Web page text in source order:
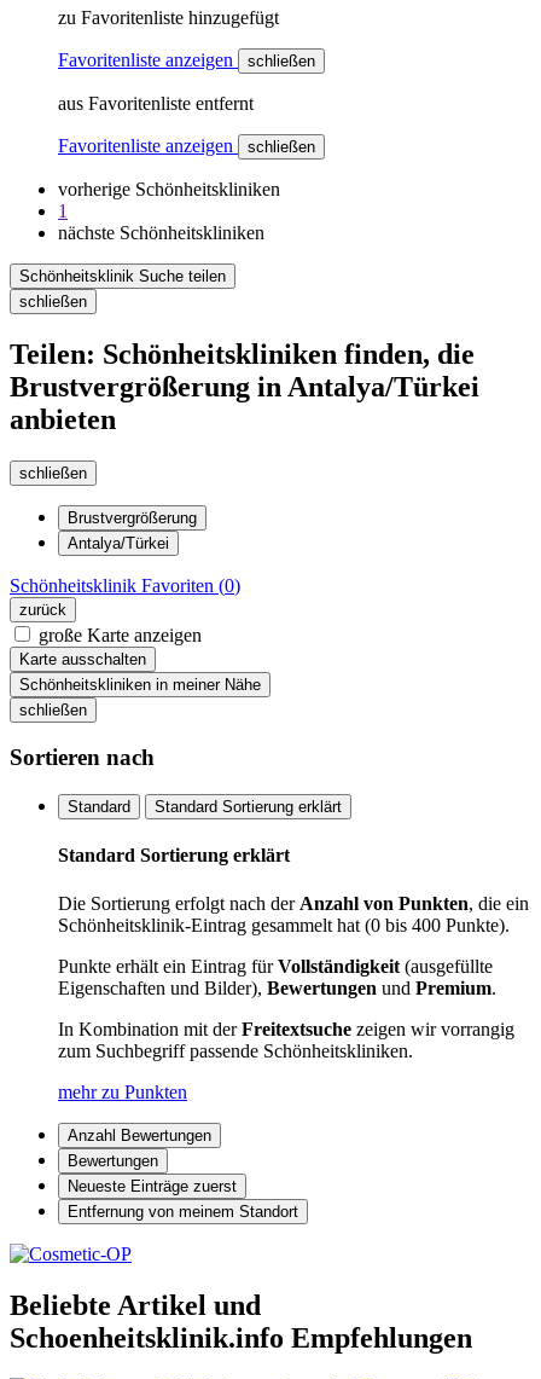
zu Favoritenliste hinzugefügt
Favoritenliste anzeigen schließen
aus Favoritenliste entfernt
Favoritenliste anzeigen schließen
vorherige Schönheitskliniken
1
nächste Schönheitskliniken
Schönheitsklinik Suche teilen
schließen
Teilen: Schönheitskliniken finden, die
Brustvergrößerung in Antalya/Türkei
anbieten
schließen
Brustvergrößerung
Antalya/Türkei
Schönheitsklinik Favoriten (0)
zurück
große Karte anzeigen
Karte ausschalten
Schönheitskliniken in meiner Nähe
schließen
Sortieren nach
Standard Standard Sortierung erklärt
Standard Sortierung erklärt
Die Sortierung erfolgt nach der Anzahl von Punkten, die ein
Schönheitsklinik-Eintrag gesammelt hat (0 bis 400 Punkte).
Punkte erhält ein Eintrag fürVollständigkeit (ausgefüllte
Eigenschaften und Bilder), Bewertungen und Premium.
In Kombination mit derFreitextsuche zeigen wir vorrangig
zum Suchbegriff passende Schönheitskliniken.
mehr zu Punkten
Anzahl Bewertungen
Bewertungen
Neueste Einträge zuerst
Entfernung von meinem Standort
Beliebte Artikel und
Schoenheitsklinik.info Empfehlungen